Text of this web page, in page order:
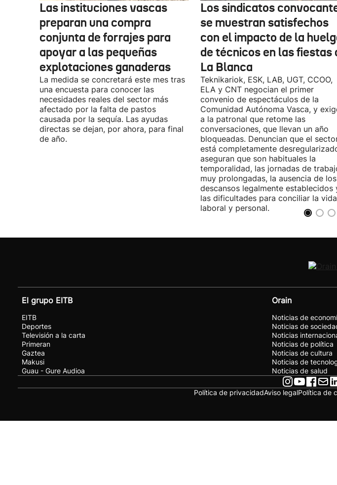
Las instituciones vascas
preparan una compra
conjunta de forrajes para
apoyar a las pequeñas
explotaciones ganaderas
La medida se concretará este mes tras
una encuesta para conocer las
necesidades reales del sector más
afectado por la falta de pastos
causada por la sequía. Las ayudas
directas se dejan, por ahora, para final
de año.
Los sindicatos
se muestran satisfechos
con el impacto de la
de técnicos en las fiestas
La Blanca
Teknikariok, ESK, LAB, UGT, CCOO,
ELA y CNT negocian el primer
convenio de espectáculos de la
Comunidad Autónoma Vasca, y
a la patronal que retome las
conversaciones, que llevan un año
bloqueadas. Denuncian que el
está completamente
aseguran que son habituales la
temporalidad, las jornadas de
muy prolongadas, la ausencia de los
descansos legalmente establecidos
las dificultades para conciliar la vida
laboral y personal.
El grupo EITB
EITB
Deportes
Televisión a la carta
Primeran
Gaztea
Makusi
Guau - Gure Audioa
Orain
Noticias de
Noticias de
Noticias
Noticias de política
Noticias de cultura
Noticias de
Noticias de salud
Política de privacidadAviso legalPolítica de